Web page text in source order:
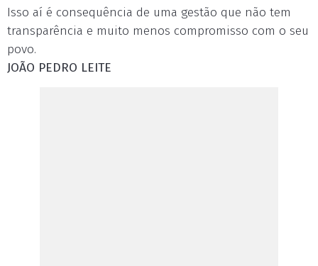
Isso aí é consequência de uma gestão que não tem
transparência e muito menos compromisso com o seu
povo.
JOÃO PEDRO LEITE